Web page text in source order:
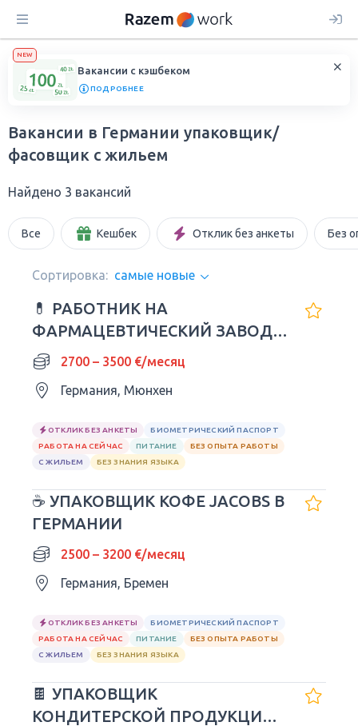
NEW
Вакансии с кэшбеком
ПОДРОБНЕЕ
Вакансии в Германии упаковщик/
фасовщик с жильем
Найдено 3 вакансий
Все Кешбек Отклик без анкеты Без
Сортировка: самые новые
💊 РАБОТНИК НА
ФАРМАЦЕВТИЧЕСКИЙ ЗАВОД В
ГЕРМАНИИ
2700 – 3500 €/месяц
Германия, Мюнхен
ОТКЛИК БЕЗ АНКЕТЫ
БИОМЕТРИЧЕСКИЙ ПАСПОРТ
РАБОТА НА СЕЙЧАС
ПИТАНИЕ
БЕЗ ОПЫТА РАБОТЫ
С ЖИЛЬЕМ
БЕЗ ЗНАНИЯ ЯЗЫКА
☕ УПАКОВЩИК КОФЕ JACOBS В
ГЕРМАНИИ
2500 – 3200 €/месяц
Германия, Бремен
ОТКЛИК БЕЗ АНКЕТЫ
БИОМЕТРИЧЕСКИЙ ПАСПОРТ
РАБОТА НА СЕЙЧАС
ПИТАНИЕ
БЕЗ ОПЫТА РАБОТЫ
С ЖИЛЬЕМ
БЕЗ ЗНАНИЯ ЯЗЫКА
🍫 УПАКОВЩИК
КОНДИТЕРСКОЙ ПРОДУКЦИИ